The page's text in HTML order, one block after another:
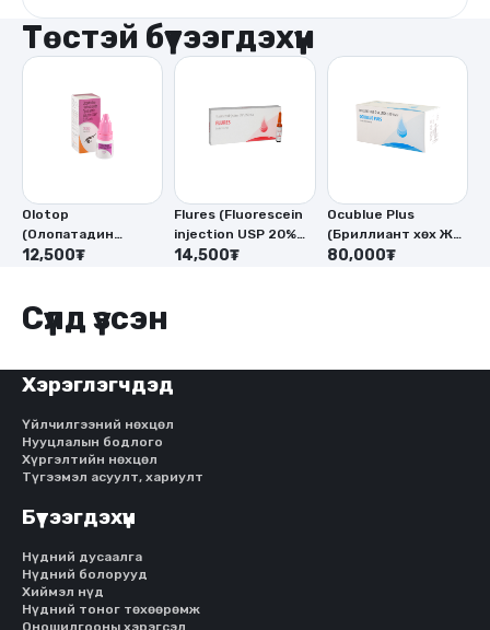
Төстэй бүтээгдэхүүн
Olotop
(Олопатадин
гидрохлорид 0.1%
12,500₮
Flures (Fluorescein
injection USP 20%
W/V)
14,500₮
Ocublue Plus
(Бриллиант хөх Жи
0.05%-1 мл)
80,000₮
Сүүлд үзсэн
Хэрэглэгчдэд
Үйлчилгээний нөхцөл
Нууцлалын бодлого
Хүргэлтийн нөхцөл
Түгээмэл асуулт, хариулт
Бүтээгдэхүүн
Нүдний дусаалга
Нүдний болорууд
Хиймэл нүд
Нүдний тоног төхөөрөмж
Оношилгооны хэрэгсэл